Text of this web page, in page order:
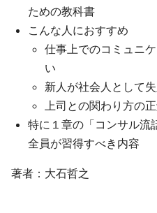
ための教科書
こんな人におすすめ
仕事上でのコミュニ
い
新人が社会人として
上司との関わり方の
特に１章の「コンサル流
全員が習得すべき内容
著者：大石哲之